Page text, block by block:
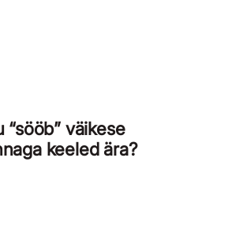
“sööb” väikese
keeled ära?